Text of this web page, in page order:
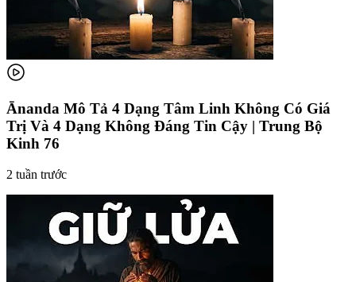
Ānanda Mô Tả 4 Dạng Tâm Linh Không Có Giá
Trị Và 4 Dạng Không Đáng Tin Cậy | Trung Bộ
Kinh 76
2 tuần trước